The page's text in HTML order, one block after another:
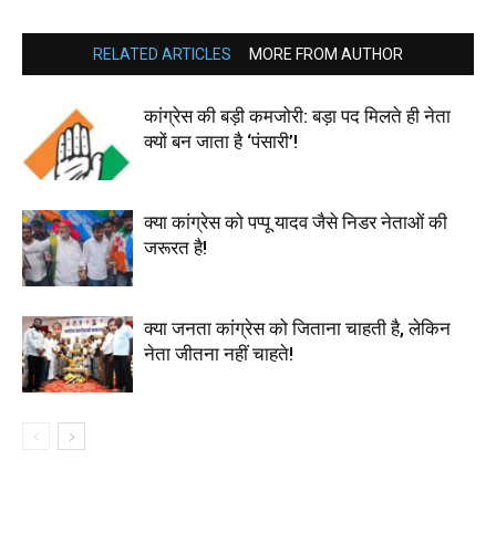
RELATED ARTICLES MORE FROM AUTHOR
कांग्रेस की बड़ी कमजोरी: बड़ा पद मिलते ही नेता
क्यों बन जाता है ‘पंसारी’!
क्या कांग्रेस को पप्पू यादव जैसे निडर नेताओं की
जरूरत है!
क्या जनता कांग्रेस को जिताना चाहती है, लेकिन
नेता जीतना नहीं चाहते!